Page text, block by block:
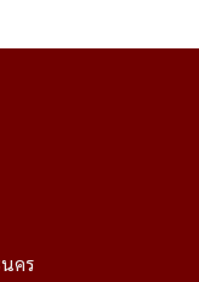
คร